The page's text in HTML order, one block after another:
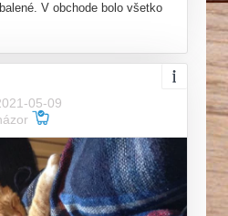
V obchode bolo všetko
05-09